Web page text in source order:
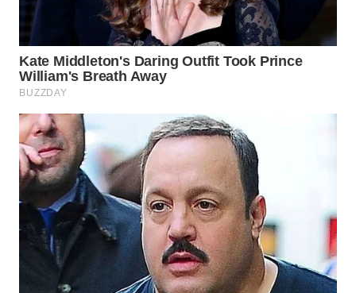
TAPANULI
WN
TANJUNG
LESUNG
WN
KARO
WN
SIMALUNGUN
WN